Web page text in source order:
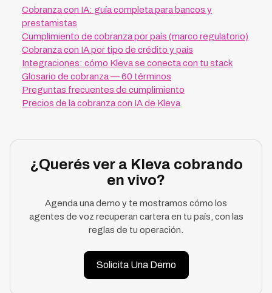
Cobranza con IA: guía completa para bancos y
prestamistas
Cumplimiento de cobranza por país (marco regulatorio)
Cobranza con IA por tipo de crédito y país
Integraciones: cómo Kleva se conecta con tu stack
Glosario de cobranza — 60 términos
Preguntas frecuentes de cumplimiento
Precios de la cobranza con IA de Kleva
¿Querés ver a Kleva cobrando
en vivo?
Agenda una demo y te mostramos cómo los
agentes de voz recuperan cartera en tu país, con las
reglas de tu operación.
Solicita Una Demo